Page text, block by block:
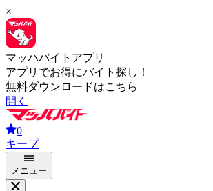
×
マッハバイトアプリ
アプリでお得にバイト探し！
無料ダウンロードはこちら
開く
0
キープ
メニュー